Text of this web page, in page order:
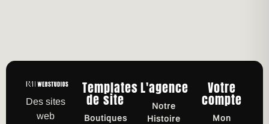
Des sites
web
Templates
de site
Boutiques
L'agence
Notre
Histoire
Votre
compte
Mon